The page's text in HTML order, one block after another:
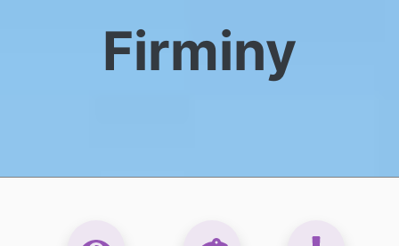
Firminy